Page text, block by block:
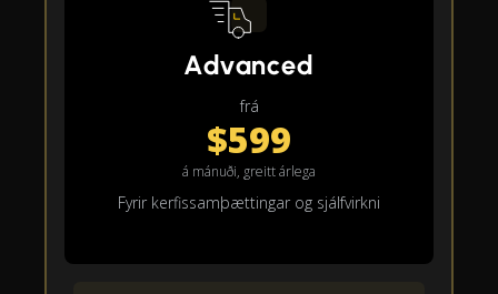
Advanced
frá
$599
á mánuði, greitt árlega
Fyrir kerfissamþættingar og sjálfvirkni